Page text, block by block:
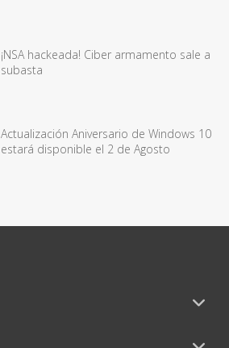
¡NSA hackeada! Ciber armamento sale a
subasta
Actualización Aniversario de Windows 10
estará disponible el 2 de Agosto